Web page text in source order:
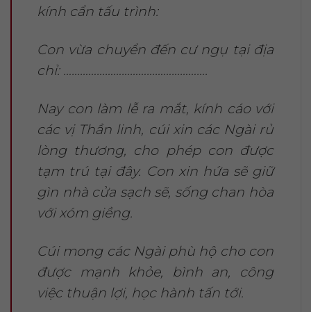
kính cẩn tấu trình:
Con vừa chuyển đến cư ngụ tại địa
chỉ: …………………………………………….
Nay con làm lễ ra mắt, kính cáo với
các vị Thần linh, cúi xin các Ngài rủ
lòng thương, cho phép con được
tạm trú tại đây. Con xin hứa sẽ giữ
gìn nhà cửa sạch sẽ, sống chan hòa
với xóm giềng.
Cúi mong các Ngài phù hộ cho con
được mạnh khỏe, bình an, công
việc thuận lợi, học hành tấn tới.